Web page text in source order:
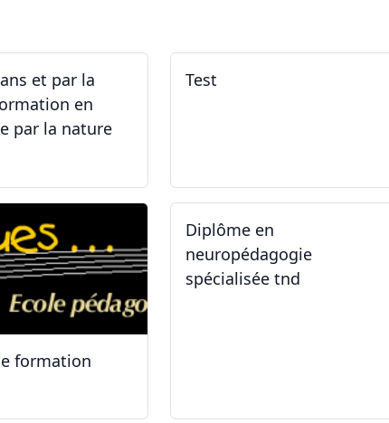
et par la
en
par la nature
Test
formation
Diplôme en
neuropédagogie
spécialisée tnd